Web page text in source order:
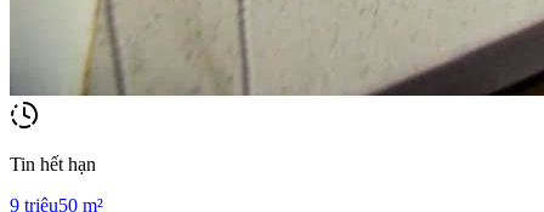
Tin hết hạn
9 triệu50 m²